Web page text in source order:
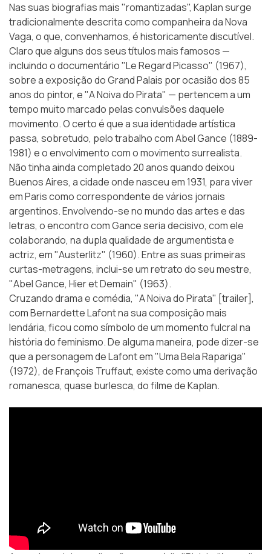
Nas suas biografias mais "romantizadas", Kaplan surge
tradicionalmente descrita como companheira da Nova
Vaga, o que, convenhamos, é historicamente discutível.
Claro que alguns dos seus títulos mais famosos —
incluindo o documentário "Le Regard Picasso" (1967),
sobre a exposição do Grand Palais por ocasião dos 85
anos do pintor, e "A Noiva do Pirata" — pertencem a um
tempo muito marcado pelas convulsões daquele
movimento. O certo é que a sua identidade artística
passa, sobretudo, pelo trabalho com Abel Gance (1889-
1981) e o envolvimento com o movimento surrealista.
Não tinha ainda completado 20 anos quando deixou
Buenos Aires, a cidade onde nasceu em 1931, para viver
em Paris como correspondente de vários jornais
argentinos. Envolvendo-se no mundo das artes e das
letras, o encontro com Gance seria decisivo, com ele
colaborando, na dupla qualidade de argumentista e
actriz, em "Austerlitz" (1960). Entre as suas primeiras
curtas-metragens, inclui-se um retrato do seu mestre,
"Abel Gance, Hier et Demain" (1963).
Cruzando drama e comédia, "A Noiva do Pirata" [trailer],
com Bernardette Lafont na sua composição mais
lendária, ficou como símbolo de um momento fulcral na
história do feminismo. De alguma maneira, pode dizer-se
que a personagem de Lafont em "Uma Bela Rapariga"
(1972), de François Truffaut, existe como uma derivação
romanesca, quase burlesca, do filme de Kaplan.